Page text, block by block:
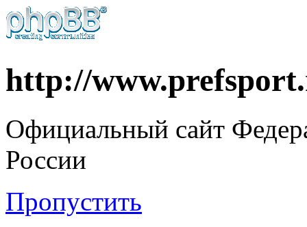
http://
Официальный сайт
России
Пропустить